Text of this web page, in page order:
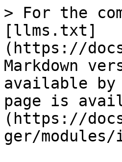
> For the
[llms.txt]
(https://
Markdown
available by
page is
(https://
ger/